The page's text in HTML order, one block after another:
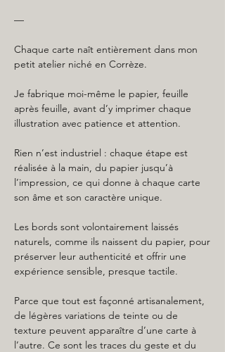
—
Chaque carte naît entièrement dans mon
petit atelier niché en Corrèze.
Je fabrique moi-même le papier, feuille
après feuille, avant d’y imprimer chaque
illustration avec patience et attention.
Rien n’est industriel : chaque étape est
réalisée à la main, du papier jusqu’à
l’impression, ce qui donne à chaque carte
son âme et son caractère unique.
Les bords sont volontairement laissés
naturels, comme ils naissent du papier, pour
préserver leur authenticité et offrir une
expérience sensible, presque tactile.
Parce que tout est façonné artisanalement,
de légères variations de teinte ou de
texture peuvent apparaître d’une carte à
l’autre. Ce sont les traces du geste et du